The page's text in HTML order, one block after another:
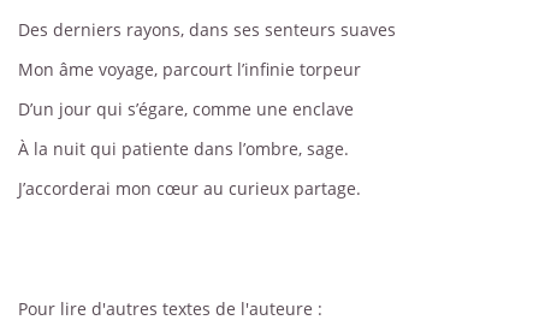
Des derniers rayons, dans ses senteurs suaves
Mon âme voyage, parcourt l’infinie torpeur
D’un jour qui s’égare, comme une enclave
À la nuit qui patiente dans l’ombre, sage.
J’accorderai mon cœur au curieux partage.
Pour lire d'autres textes de l'auteure :